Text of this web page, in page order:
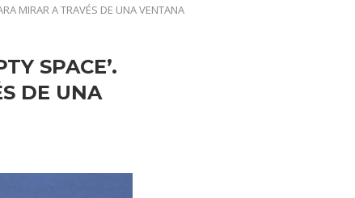
MIRAR A TRAVÉS DE UNA VENTANA
SPACE’.
DE UNA